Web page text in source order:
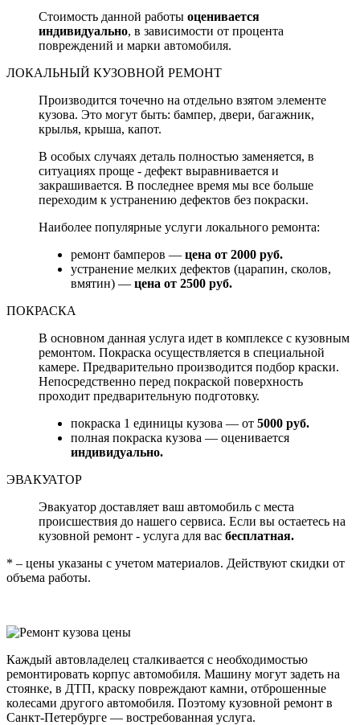
Стоимость данной работы оценивается
индивидуально, в зависимости от процента
повреждений и марки автомобиля.
ЛОКАЛЬНЫЙ КУЗОВНОЙ РЕМОНТ
Производится точечно на отдельно взятом элементе
кузова. Это могут быть: бампер, двери, багажник,
крылья, крыша, капот.
В особых случаях деталь полностью заменяется, в
ситуациях проще - дефект выравнивается и
закрашивается. В последнее время мы все больше
переходим к устранению дефектов без покраски.
Наиболее популярные услуги локального ремонта:
ремонт бамперов — цена от 2000 руб.
устранение мелких дефектов (царапин, сколов,
вмятин) — цена от 2500 руб.
ПОКРАСКА
В основном данная услуга идет в комплексе с кузовным
ремонтом. Покраска осуществляется в специальной
камере. Предварительно производится подбор краски.
Непосредственно перед покраской поверхность
проходит предварительную подготовку.
покраска 1 единицы кузова — от 5000 руб.
полная покраска кузова — оценивается
индивидуально.
ЭВАКУАТОР
Эвакуатор доставляет ваш автомобиль с места
происшествия до нашего сервиса. Если вы остаетесь на
кузовной ремонт - услуга для вас бесплатная.
* – цены указаны с учетом материалов. Действуют скидки от
объема работы.
Каждый автовладелец сталкивается с необходимостью
ремонтировать корпус автомобиля. Машину могут задеть на
стоянке, в ДТП, краску повреждают камни, отброшенные
колесами другого автомобиля. Поэтому кузовной ремонт в
Санкт-Петербурге — востребованная услуга.